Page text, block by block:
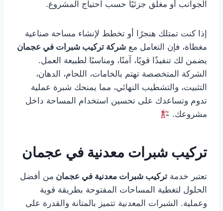
الجوانب أو مغلق جزئيًا حسب احتياج المشروع.
إذا كنت تمتلك هنجرًا أو تخطط لإنشاء مساحة صناعية
مغطاة، فإن التعامل مع شركة تركيب شبرات في عجمان
يضمن لك تنفيذًا قويًا، آمنًا، ومناسبًا لطبيعة العمل.
الشركة المتخصصة تهتم بالخامات، اللحام، الدهان،
التثبيت، والتشطيب النهائي، مما يمنحك شبرة عملية
تدوم وتساعدك على تحسين استخدام المساحة داخل
مشروعك.
تركيب شبرات معدنية في عجمان
تعتبر خدمة تركيب شبرات معدنية في عجمان من أفضل
الحلول لتغطية المساحات المفتوحة بطريقة قوية
وعملية. الشبرات المعدنية تتميز بالمتانة والقدرة على